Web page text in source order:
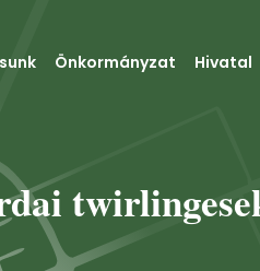
Önkormányzat Hivatal